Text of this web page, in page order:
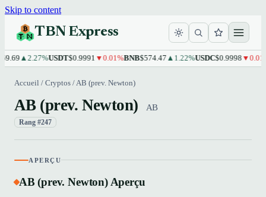
Skip to content
TBN Express
▲2.27%USDT$0.9991▼0.01%BNB$574.47▲1.22%USDC$0.9998▼0.01%
Accueil / Cryptos /AB (prev. Newton)
AB (prev. Newton) AB
Rang #247
APERÇU
AB (prev. Newton) Aperçu